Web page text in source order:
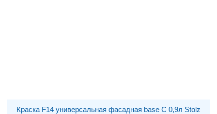
Краска F14 универсальная фасадная base С 0,9л Stolz